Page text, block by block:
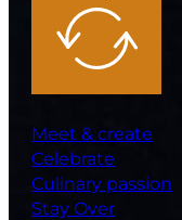
Meet & create
Celebrate
Culinary passion
Stay Over